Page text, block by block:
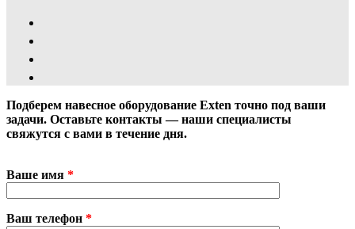
Подберем навесное оборудование Exten точно под ваши
задачи. Оставьте контакты — наши специалисты
свяжутся с вами в течение дня.
Ваше имя *
Ваш телефон *